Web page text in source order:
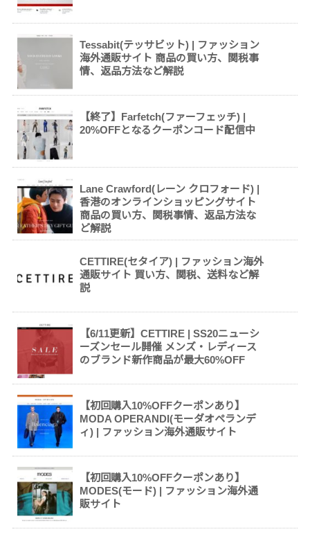
Tessabit(テッサビット) | ファッション
海外通販サイト 商品の買い方、関税事
情、返品方法など解説
【終了】Farfetch(ファーフェッチ) |
20%OFFとなるクーポンコード配信中
Lane Crawford(レーン クロフォード) |
香港のオンラインショッピングサイト
商品の買い方、関税事情、返品方法な
ど解説
CETTIRE(セタイア) | ファッション海外
通販サイト 買い方、関税、送料など解
説
【6/11更新】CETTIRE | SS20ニューシ
ーズンセール開催 メンズ・レディース
のブランド新作商品が最大60%OFF
【初回購入10%OFFクーポンあり】
MODA OPERANDI(モーダオペランデ
ィ) | ファッション海外通販サイト
【初回購入10%OFFクーポンあり】
MODES(モード) | ファッション海外通
販サイト